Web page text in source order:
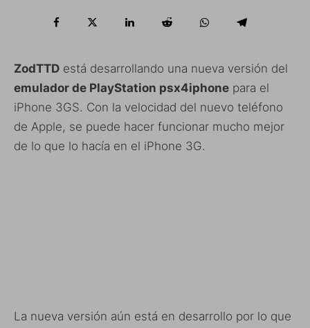
ZodTTD está desarrollando una nueva versión del
emulador de PlayStation psx4iphone para el
iPhone 3GS. Con la velocidad del nuevo teléfono
de Apple, se puede hacer funcionar mucho mejor
de lo que lo hacía en el iPhone 3G.
La nueva versión aún está en desarrollo por lo que